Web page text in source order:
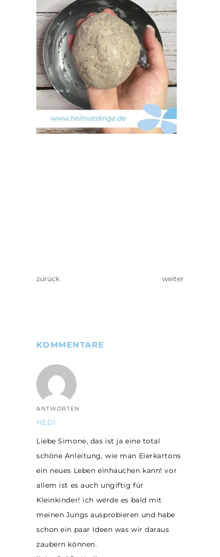
zurück weiter
KOMMENTARE
ANTWORTEN
HEDI
Liebe Simone, das ist ja eine total
schöne Anleitung, wie man Eierkartons
ein neues Leben einhauchen kann! vor
allem ist es auch ungiftig für
Kleinkinder! ich werde es bald mit
meinen Jungs ausprobieren und habe
schon ein paar Ideen was wir daraus
zaubern können.